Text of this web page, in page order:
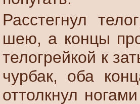
Расстегнул
шею, а концы
телогрейкой к
чурбак, оба
оттолкнул